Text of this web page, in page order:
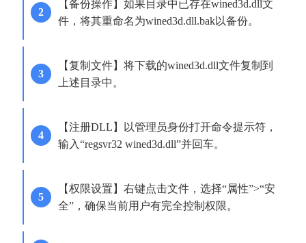
【备份操作】如果目录中已存在wined3d.dll文
件，将其重命名为wined3d.dll.bak以备份。
【复制文件】将下载的wined3d.dll文件复制到
上述目录中。
【注册DLL】以管理员身份打开命令提示符，
输入“regsvr32 wined3d.dll”并回车。
【权限设置】右键点击文件，选择“属性”>“安
全”，确保当前用户有完全控制权限。